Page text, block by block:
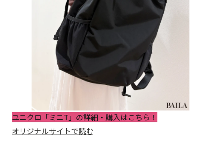
ユニクロ「ミニT」の詳細・購入はこちら！
オリジナルサイトで読む